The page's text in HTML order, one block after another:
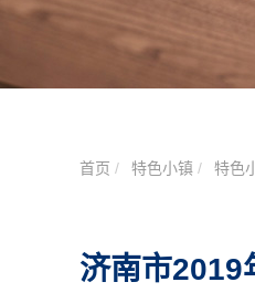
首页 特色小镇 特色
济南市2019